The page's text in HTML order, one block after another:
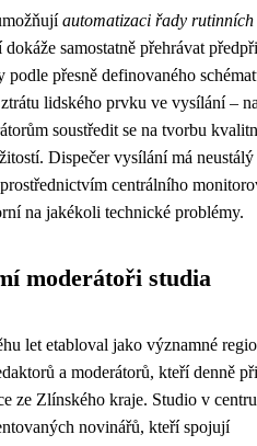
automatizaci řady rutinních
samostatně přehrávat
přesně definovaného
lidského prvku ve vysílání –
soustředit se na tvorbu
Dispečer vysílání má
centrálního
na jakékoli technické problémy.
moderátoři studia
let etabloval jako významné
a moderátorů, kteří denně
ze Zlínského kraje. Studio v
novinářů, kteří spojují